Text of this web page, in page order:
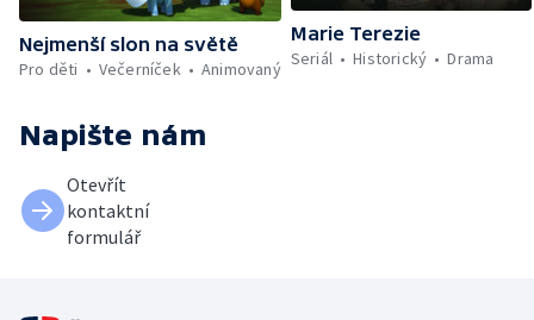
Nejmenší slon na světě
Pro děti
Večerníček Animovaný
Marie Terezie
Seriál
Historický Drama
Napište nám
Otevřít
kontaktní
formulář